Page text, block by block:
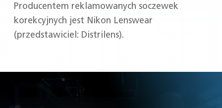
Producentem reklamowanych soczewek
korekcyjnych jest Nikon Lenswear
(przedstawiciel: Distrilens).